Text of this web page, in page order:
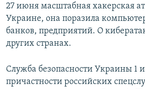
27 июня масштабная хакерская
Украине, она поразила
банков, предприятий. О
других странах.
Служба безопасности Украины 1
причастности российских